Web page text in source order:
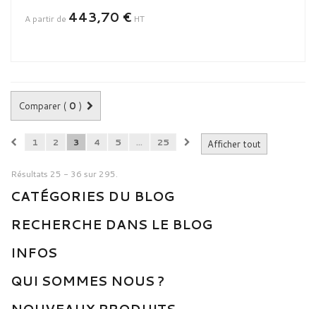
A partir de 443,70 € HT
Comparer ( 0 )
Afficher tout
1 2 3 4 5 ... 25
Résultats 25 - 36 sur 295.
CATÉGORIES DU BLOG
RECHERCHE DANS LE BLOG
INFOS
QUI SOMMES NOUS ?